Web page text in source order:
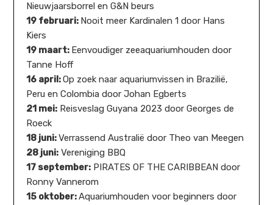
Nieuwjaarsborrel en G&N beurs
19 februari: Nooit meer Kardinalen 1 door Hans
Kiers
19 maart: Eenvoudiger zeeaquariumhouden door
Tanne Hoff
16 april:Op zoek naar aquariumvissen in Brazilië,
Peru en Colombia door Johan Egberts
21 mei: Reisveslag Guyana 2023 door Georges de
Roeck
18 juni:Verrassend Australië door Theo van Meegen
28 juni: Vereniging BBQ
17 september: PIRATES OF THE CARIBBEAN door
Ronny Vannerom
15 oktober:Aquariumhouden voor beginners door